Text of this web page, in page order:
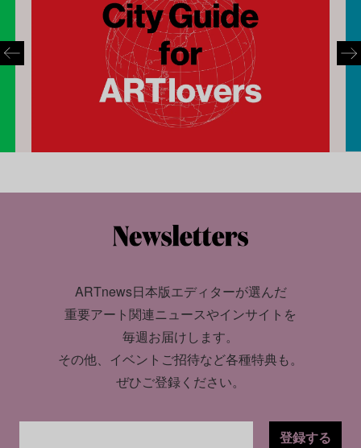
ARTnews日本版エディターが選んだ
重要アート関連ニュースやインサイトを
毎週お届けします。
その他、イベントご招待など各種特典も。
ぜひご登録ください。
登録する